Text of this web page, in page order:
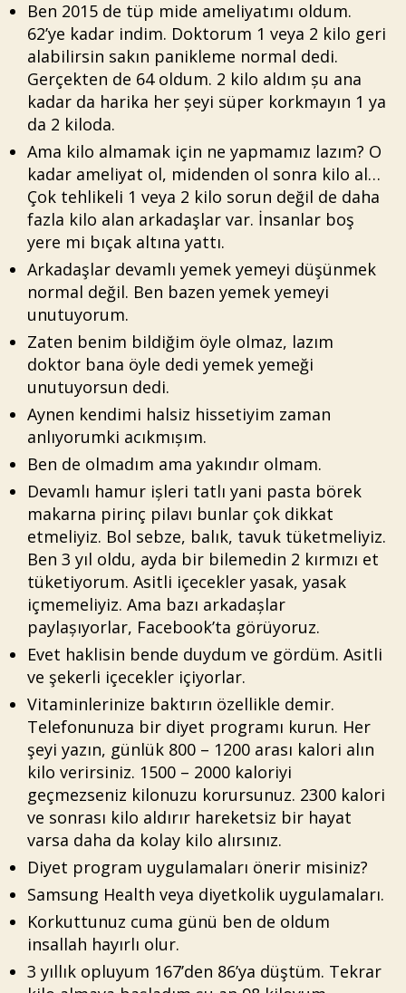
Ben 2015 de tüp mide ameliyatımı oldum.
62’ye kadar indim. Doktorum 1 veya 2 kilo geri
alabilirsin sakın panikleme normal dedi.
Gerçekten de 64 oldum. 2 kilo aldım șu ana
kadar da harika her șeyi süper korkmayın 1 ya
da 2 kiloda.
Ama kilo almamak için ne yapmamız lazım? O
kadar ameliyat ol, midenden ol sonra kilo al…
Çok tehlikeli 1 veya 2 kilo sorun değil de daha
fazla kilo alan arkadaşlar var. İnsanlar boş
yere mi bıçak altına yattı.
Arkadaşlar devamlı yemek yemeyi düşünmek
normal değil. Ben bazen yemek yemeyi
unutuyorum.
Zaten benim bildiğim öyle olmaz, lazım
doktor bana öyle dedi yemek yemeği
unutuyorsun dedi.
Aynen kendimi halsiz hissetiyim zaman
anlıyorumki acıkmıșım.
Ben de olmadım ama yakındır olmam.
Devamlı hamur ișleri tatlı yani pasta börek
makarna pirinç pilavı bunlar çok dikkat
etmeliyiz. Bol sebze, balık, tavuk tüketmeliyiz.
Ben 3 yıl oldu, ayda bir bilemedin 2 kırmızı et
tüketiyorum. Asitli içecekler yasak, yasak
içmemeliyiz. Ama bazı arkadașlar
paylașıyorlar, Facebook’ta görüyoruz.
Evet haklisin bende duydum ve gördüm. Asitli
ve şekerli içecekler içiyorlar.
Vitaminlerinize baktırın özellikle demir.
Telefonunuza bir diyet programı kurun. Her
şeyi yazın, günlük 800 – 1200 arası kalori alın
kilo verirsiniz. 1500 – 2000 kaloriyi
geçmezseniz kilonuzu korursunuz. 2300 kalori
ve sonrası kilo aldırır hareketsiz bir hayat
varsa daha da kolay kilo alırsınız.
Diyet program uygulamaları önerir misiniz?
Samsung Health veya diyetkolik uygulamaları.
Korkuttunuz cuma günü ben de oldum
insallah hayırlı olur.
3 yıllık opluyum 167’den 86’ya düştüm. Tekrar